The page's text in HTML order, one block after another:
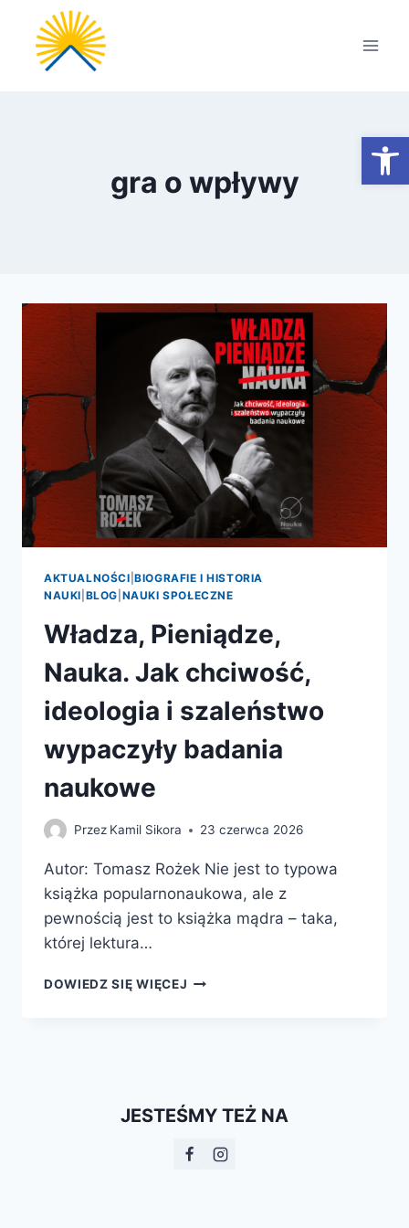
Przejdź
treści
gra o wpływy
AKTUALNOŚCI |BIOGRAFIE I HISTORIA
NAUKI BLOG NAUKI SPOŁECZNE
Władza, Pieniądze,
Nauka. Jak chciwość,
ideologia i szaleństwo
wypaczyły badania
naukowe
Przez Kamil Sikora 23 czerwca 2026
Autor: Tomasz Rożek Nie jest to typowa
książka popularnonaukowa, ale z
pewnością jest to książka mądra – taka,
której lektura…
DOWIEDZ SIĘ WIĘCEJ WŁADZA,
SZALEŃSTWO
BADANIA
JESTEŚMY TEŻ NA